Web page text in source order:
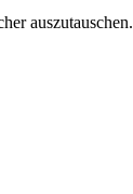
auszutauschen.